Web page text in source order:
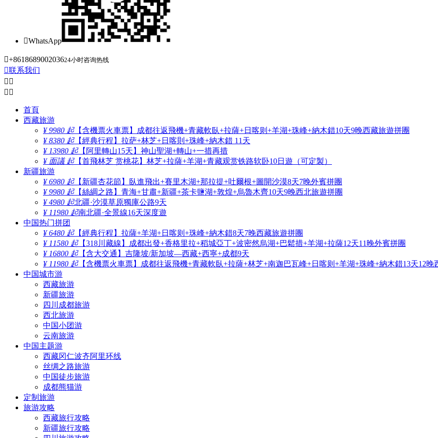
WhatsApp
+861868900203624小时咨询热线
联系我们
 
 
首頁
西藏旅游
¥ 9980 起【含機票火車票】成都往返飛機+青藏軟臥+拉薩+日喀则+羊湖+珠峰+納木錯10天9晚西藏旅遊拼團
¥ 8380 起【經典行程】拉萨+林芝+日喀則+珠峰+納木錯 11天
¥ 13980 起【阿里轉山15天】神山聖湖+轉山+一措再措
¥ 面議 起【首飛林芝 赏桃花】林芝+拉薩+羊湖+青藏观赏铁路软卧10日遊（可定製）
新疆旅游
¥ 6980 起【新疆杏花節】臥進飛出+賽里木湖+那拉提+吐爾根+圖開沙漠8天7晚外賓拼團
¥ 9980 起【絲綢之路】青海+甘肅+新疆+茶卡鹽湖+敦煌+烏魯木齊10天9晚西北旅遊拼團
¥ 4980 起北疆·沙漠草原獨庫公路9天
¥ 11980 起南北疆·全景線16天深度遊
中国热门拼团
¥ 6480 起【經典行程】拉薩+羊湖+日喀则+珠峰+納木錯8天7晚西藏旅遊拼團
¥ 11580 起【318川藏線】成都出發+香格里拉+稻城亞丁+波密然烏湖+巴鬆措+羊湖+拉薩12天11晚外賓拼團
¥ 16800 起【含大交通】吉隆坡/新加坡—西藏+西寧+成都9天
¥ 11980 起【含機票火車票】成都往返飛機+青藏軟臥+拉薩+林芝+南迦巴瓦峰+日喀则+羊湖+珠峰+納木錯13天12晚
中国城市游
西藏旅游
新疆旅游
四川成都旅游
西北旅游
中国小团游
云南旅游
中国主题游
西藏冈仁波齐阿里环线
丝绸之路旅游
中国徒步旅游
成都熊猫游
定制旅游
旅游攻略
西藏旅行攻略
新疆旅行攻略